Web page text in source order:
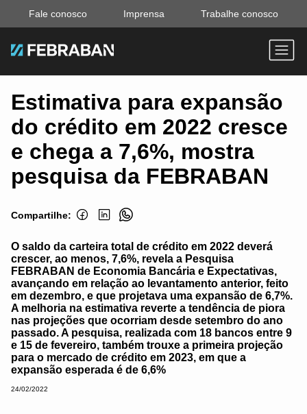
Fale conosco Imprensa Trabalhe conosco
Estimativa para expansão
do crédito em 2022 cresce
e chega a 7,6%, mostra
pesquisa da FEBRABAN
Compartilhe:
O saldo da carteira total de crédito em 2022 deverá
crescer, ao menos, 7,6%, revela a Pesquisa
FEBRABAN de Economia Bancária e Expectativas,
avançando em relação ao levantamento anterior, feito
em dezembro, e que projetava uma expansão de 6,7%.
A melhoria na estimativa reverte a tendência de piora
nas projeções que ocorriam desde setembro do ano
passado. A pesquisa, realizada com 18 bancos entre 9
e 15 de fevereiro, também trouxe a primeira projeção
para o mercado de crédito em 2023, em que a
expansão esperada é de 6,6%
24/02/2022